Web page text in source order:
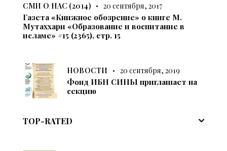
СМИ О НАС (2014) 20 сентября, 2017
Газета «Книжное обозрение» о книге М.
Мутаххари «Образование и воспитание в
исламе» #15 (2365), стр. 15
НОВОСТИ 20 сентября, 2019
Фонд ИБН СИНЫ приглашает на
секцию
TOP-RATED